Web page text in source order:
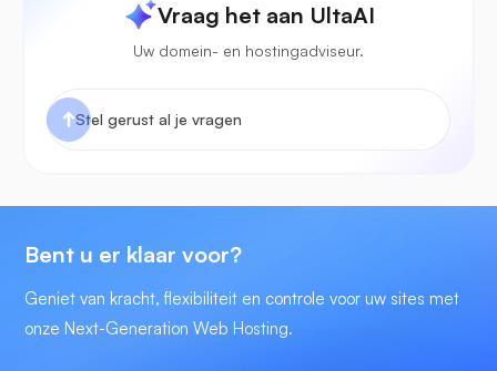
Vraag het aan UltaAI
Uw domein- en hostingadviseur.
Bent u er klaar voor?
Geniet van kracht, flexibiliteit en controle voor uw sites met
onze Next-Generation Web Hosting.